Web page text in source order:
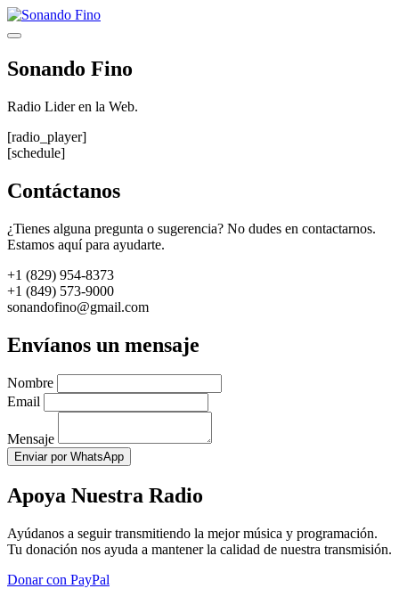
Saltar
al
Menú
Sonando Fino
Radio Lider en la Web.
[radio_player]
[schedule]
Contáctanos
¿Tienes alguna pregunta o sugerencia? No dudes en contactarnos.
Estamos aquí para ayudarte.
+1 (829) 954-8373
+1 (849) 573-9000
sonandofino@gmail.com
Envíanos un mensaje
Nombre
Email
Mensaje
Enviar por WhatsApp
Apoya Nuestra Radio
Ayúdanos a seguir transmitiendo la mejor música y programación.
Tu donación nos ayuda a mantener la calidad de nuestra transmisión.
Donar con PayPal